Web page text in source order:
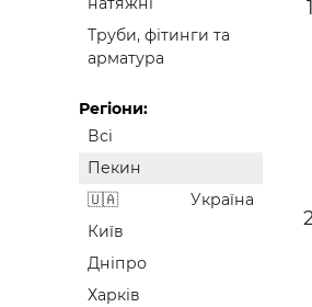
Труби, фітинги та
арматура
Регіони:
Всі
Пекин
Україна
Київ
Дніпро
Харків